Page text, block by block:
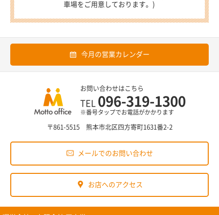
車場をご用意しております。)
今月の営業カレンダー
お問い合わせはこちら
TEL 096-319-1300
※番号タップでお電話がかかります
〒861-5515 熊本市北区四方寄町1631番2-2
メールでのお問い合わせ
お店へのアクセス